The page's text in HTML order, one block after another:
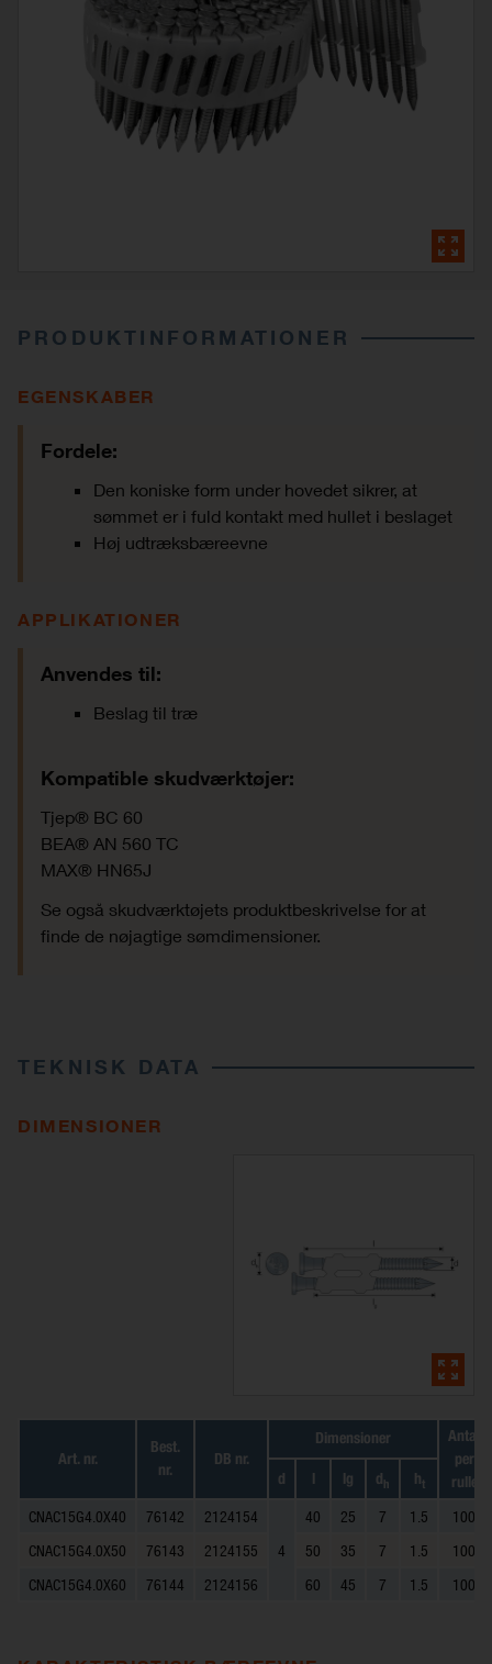
PRODUKTINFORMATIONER
EGENSKABER
Fordele:
Den koniske form under hovedet sikrer, at
sømmet er i fuld kontakt med hullet i beslaget
Høj udtræksbæreevne
APPLIKATIONER
Anvendes til:
Beslag til træ
Kompatible skudværktøjer:
Tjep® BC 60
BEA® AN 560 TC
MAX® HN65J
Se også skudværktøjets produktbeskrivelse for at
finde de nøjagtige sømdimensioner.
TEKNISK DATA
DIMENSIONER
Art. nr.
Best.
nr.
DB nr.
Dimensioner
Antal
per
rulle
d l lg d h ht
CNAC15G4.0X40 76142
2124154
4
40 25 7 1.5
100
CNAC15G4.0X50
76143 2124155 50 35 7 1.5
100
CNAC15G4.0X60
76144 2124156 60 45 7 1.5 100